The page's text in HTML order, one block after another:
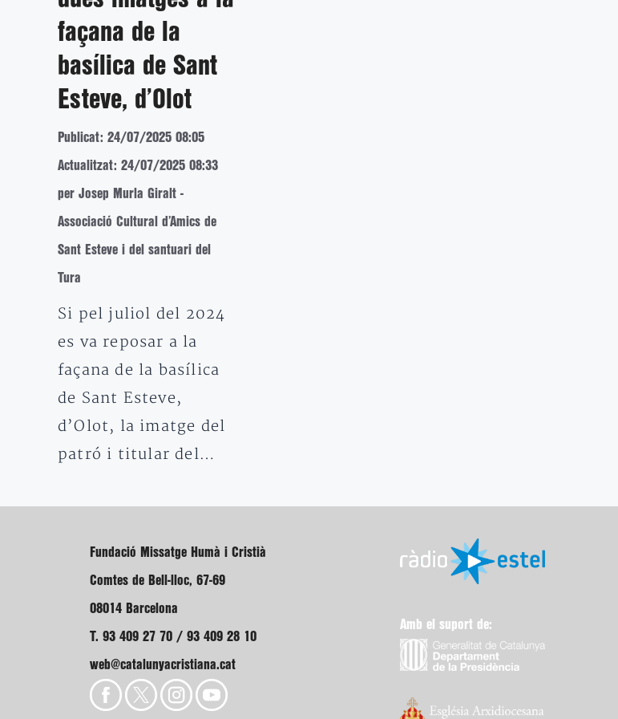
façana de la
basílica de Sant
Esteve, d’Olot
Publicat: 24/07/2025 08:05
Actualitzat: 24/07/2025 08:33
per Josep Murla Giralt -
Associació Cultural d’Amics de
Sant Esteve i del santuari del
Tura
Si pel juliol del 2024
es va reposar a la
façana de la basílica
de Sant Esteve,
d’Olot, la imatge del
patró i titular del…
Fundació Missatge Humà i Cristià
Comtes de Bell-lloc, 67-69
08014 Barcelona
T. 93 409 27 70 / 93 409 28 10
web@catalunyacristiana.cat
Amb el suport de: